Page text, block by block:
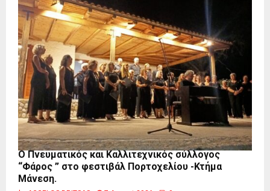
Ο Πνευματικός και Καλλιτεχνικός σύλλογος
“Φάρος ” στο φεστιβάλ Πορτοχελίου -Κτήμα
Μάνεση.